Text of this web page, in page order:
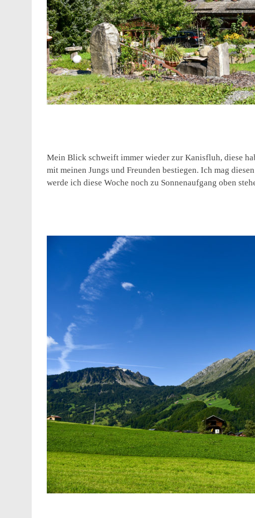
Mein Blick schweift immer wieder zur Kanisfluh, diese
mit meinen Jungs und Freunden bestiegen. Ich mag
werde ich diese Woche noch zu Sonnenaufgang oben